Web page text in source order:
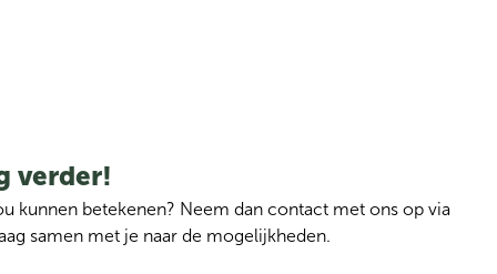
verder!
kunnen betekenen? Neem dan contact met ons op via
samen met je naar de mogelijkheden.